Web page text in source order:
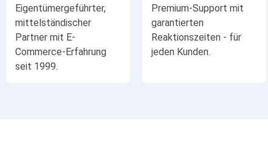
Eigentümergeführter,
mittelständischer
Partner mit E-
Commerce-Erfahrung
seit 1999.
Premium-Support mit
garantierten
Reaktionszeiten - für
jeden Kunden.